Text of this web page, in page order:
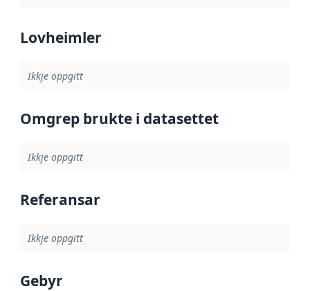
Lovheimler
Ikkje oppgitt
Omgrep brukte i datasettet
Ikkje oppgitt
Referansar
Ikkje oppgitt
Gebyr